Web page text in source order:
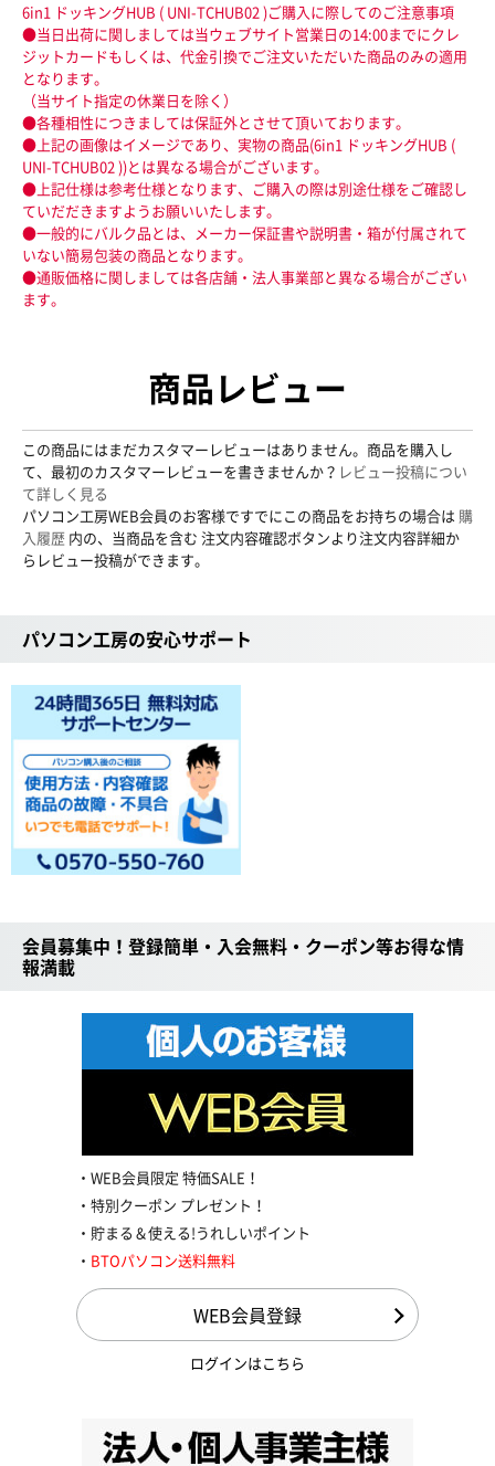
6in1 ドッキングHUB ( UNI-TCHUB02 )ご購入に際してのご注意事項
●当日出荷に関しましては当ウェブサイト営業日の14:00までにクレ
ジットカードもしくは、代金引換でご注文いただいた商品のみの適用
となります。
（当サイト指定の休業日を除く）
●各種相性につきましては保証外とさせて頂いております。
●上記の画像はイメージであり、実物の商品(6in1 ドッキングHUB (
UNI-TCHUB02 ))とは異なる場合がございます。
●上記仕様は参考仕様となります、ご購入の際は別途仕様をご確認し
ていだだきますようお願いいたします。
●一般的にバルク品とは、メーカー保証書や説明書・箱が付属されて
いない簡易包装の商品となります。
●通販価格に関しましては各店舗・法人事業部と異なる場合がござい
ます。
商品レビュー
この商品にはまだカスタマーレビューはありません。商品を購入し
て、最初のカスタマーレビューを書きませんか？ レビュー投稿につい
て詳しく見る
パソコン工房WEB会員のお客様ですでにこの商品をお持ちの場合は 購
入履歴 内の、当商品を含む 注文内容確認ボタンより注文内容詳細か
らレビュー投稿ができます。
パソコン工房の安心サポート
会員募集中！登録簡単・入会無料・クーポン等お得な情
報満載
WEB会員限定 特価SALE！
特別クーポン プレゼント！
貯まる＆使える!うれしいポイント
BTOパソコン送料無料
WEB会員登録
ログインはこちら